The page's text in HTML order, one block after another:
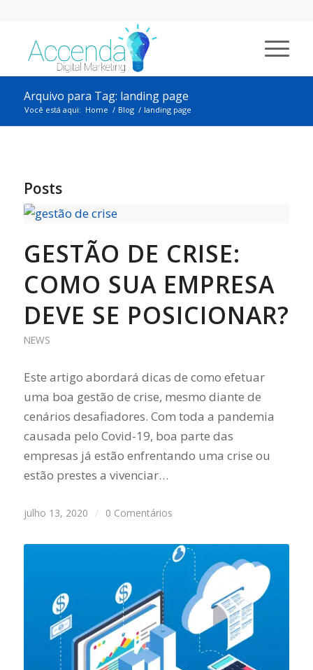
Arquivo para Tag: landing page
Você está aqui: Home / Blog / landing page
Posts
GESTÃO DE CRISE:
COMO SUA EMPRESA
DEVE SE POSICIONAR?
NEWS
Este artigo abordará dicas de como efetuar
uma boa gestão de crise, mesmo diante de
cenários desafiadores. Com toda a pandemia
causada pelo Covid-19, boa parte das
empresas já estão enfrentando uma crise ou
estão prestes a vivenciar…
julho 13, 2020 / 0 Comentários